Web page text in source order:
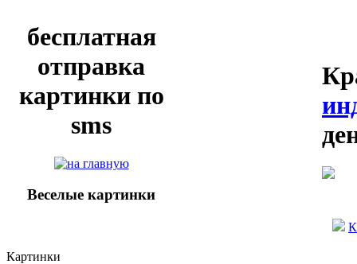
бесплатная
отправка
картинки по
sms
Веселые картинки
Картинки